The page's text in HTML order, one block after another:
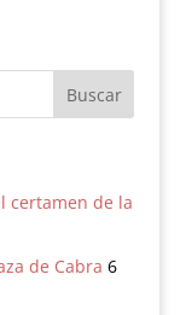
certamen de la
de Cabra 6